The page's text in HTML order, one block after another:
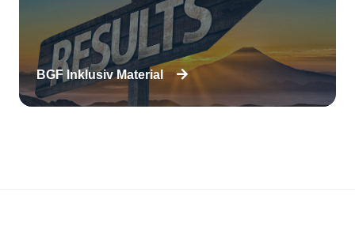
BGF Inklusiv Material